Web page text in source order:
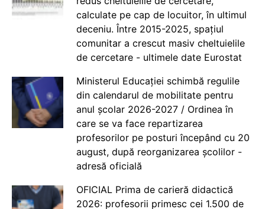
calculate pe cap de locuitor, în ultimul
deceniu. Între 2015-2025, spațiul
comunitar a crescut masiv cheltuielile
de cercetare - ultimele date Eurostat
Ministerul Educației schimbă regulile
din calendarul de mobilitate pentru
anul școlar 2026-2027 / Ordinea în
care se va face repartizarea
profesorilor pe posturi începând cu 20
august, după reorganizarea școlilor -
adresă oficială
OFICIAL Prima de carieră didactică
2026: profesorii primesc cei 1.500 de